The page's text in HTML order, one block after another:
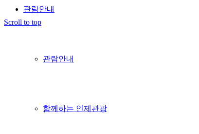
관람안내
관람안내
함께하는 인제관광
Scroll to top